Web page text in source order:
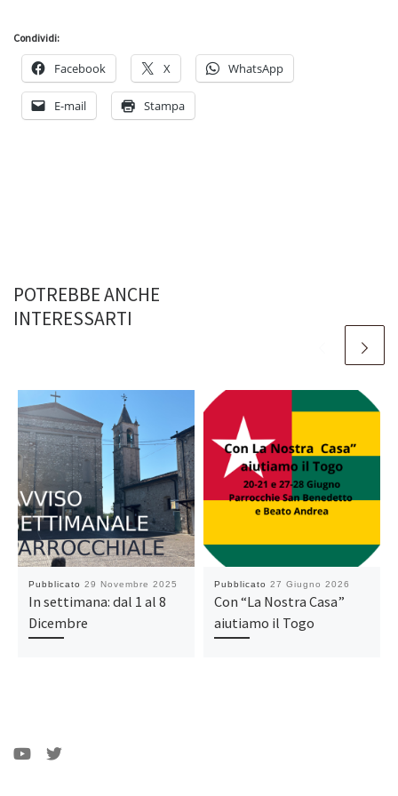
Condividi:
Facebook X WhatsApp
E-mail Stampa
POTREBBE ANCHE
INTERESSARTI
Pubblicato 29 Novembre 2025
In settimana: dal 1 al 8
Dicembre
Pubblicato 27 Giugno 2026
Con “La Nostra Casa”
aiutiamo il Togo